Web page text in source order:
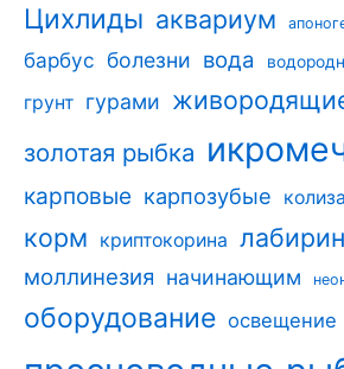
Цихлиды аквариум
барбус болезни вода
грунт гурами
золотая рыбка
карповые карпозубые колиза
корм криптокорина
моллинезия начинающим
оборудование освещение